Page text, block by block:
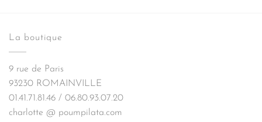
La boutique
9 rue de Paris
93230 ROMAINVILLE
01.41.71.81.46 / 06.80.93.07.20
charlotte @ poumpilata.com